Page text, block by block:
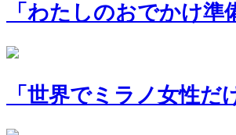
「わたしのおでかけ準
「世界でミラノ女性